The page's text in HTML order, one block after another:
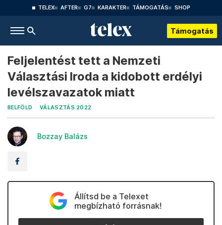
TELEX AFTER G7 KARAKTER TÁMOGATÁS SHOP
Támogatás
Feljelentést tett a Nemzeti
Választási Iroda a kidobott erdélyi
levélszavazatok miatt
BELFÖLD VÁLASZTÁS 2022
Bozzay Balázs
Állítsd be a Telexet
megbízható forrásnak!